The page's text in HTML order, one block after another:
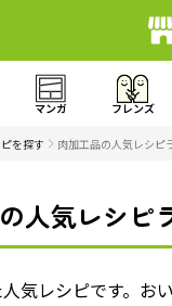
マンガ フレンズ
を探す 肉加工品の人気レシピ
人気レシピ
気レシピです。お